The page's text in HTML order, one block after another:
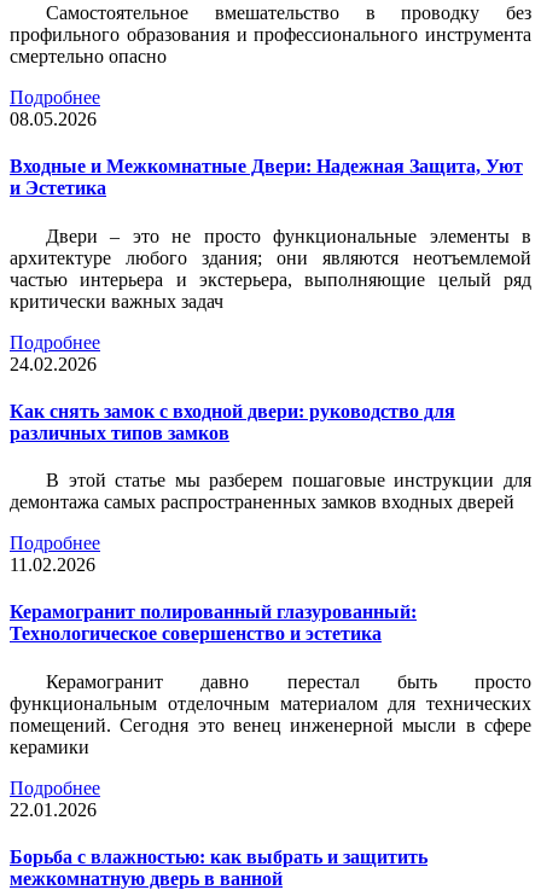
Самостоятельное вмешательство в проводку без
профильного образования и профессионального инструмента
смертельно опасно
Подробнее
08.05.2026
Входные и Межкомнатные Двери: Надежная Защита, Уют
и Эстетика
Двери – это не просто функциональные элементы в
архитектуре любого здания; они являются неотъемлемой
частью интерьера и экстерьера, выполняющие целый ряд
критически важных задач
Подробнее
24.02.2026
Как снять замок с входной двери: руководство для
различных типов замков
В этой статье мы разберем пошаговые инструкции для
демонтажа самых распространенных замков входных дверей
Подробнее
11.02.2026
Керамогранит полированный глазурованный:
Технологическое совершенство и эстетика
Керамогранит давно перестал быть просто
функциональным отделочным материалом для технических
помещений. Сегодня это венец инженерной мысли в сфере
керамики
Подробнее
22.01.2026
Борьба с влажностью: как выбрать и защитить
межкомнатную дверь в ванной